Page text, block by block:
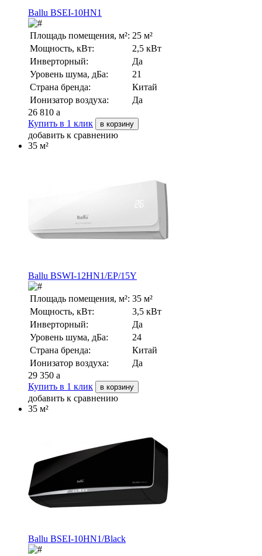
Ballu BSEI-10HN1
Площадь помещения, м²: 25 м²
Мощность, кВт:
2,5 кВт
Инверторный:
Да
Уровень шума, дБа:
21
Страна бренда:
Китай
Ионизатор воздуха:
Да
26 810 a
Купить в 1 клик
в корзину
добавить к сравнению
35 м²
Ballu BSWI-12HN1/EP/15Y
Площадь помещения, м²: 35 м²
Мощность, кВт:
3,5 кВт
Инверторный:
Да
Уровень шума, дБа:
24
Страна бренда:
Китай
Ионизатор воздуха:
Да
29 350 a
Купить в 1 клик
в корзину
добавить к сравнению
35 м²
Ballu BSEI-10HN1/Black